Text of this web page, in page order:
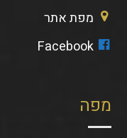
מפה
מפת אתר
Facebook